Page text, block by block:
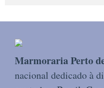
Marmoraria Perto
nacional dedicado à